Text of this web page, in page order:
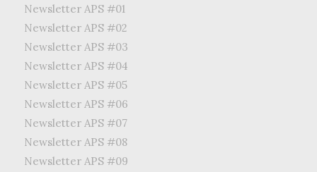
Newsletter APS #01
Newsletter APS #02
Newsletter APS #03
Newsletter APS #04
Newsletter APS #05
Newsletter APS #06
Newsletter APS #07
Newsletter APS #08
Newsletter APS #09